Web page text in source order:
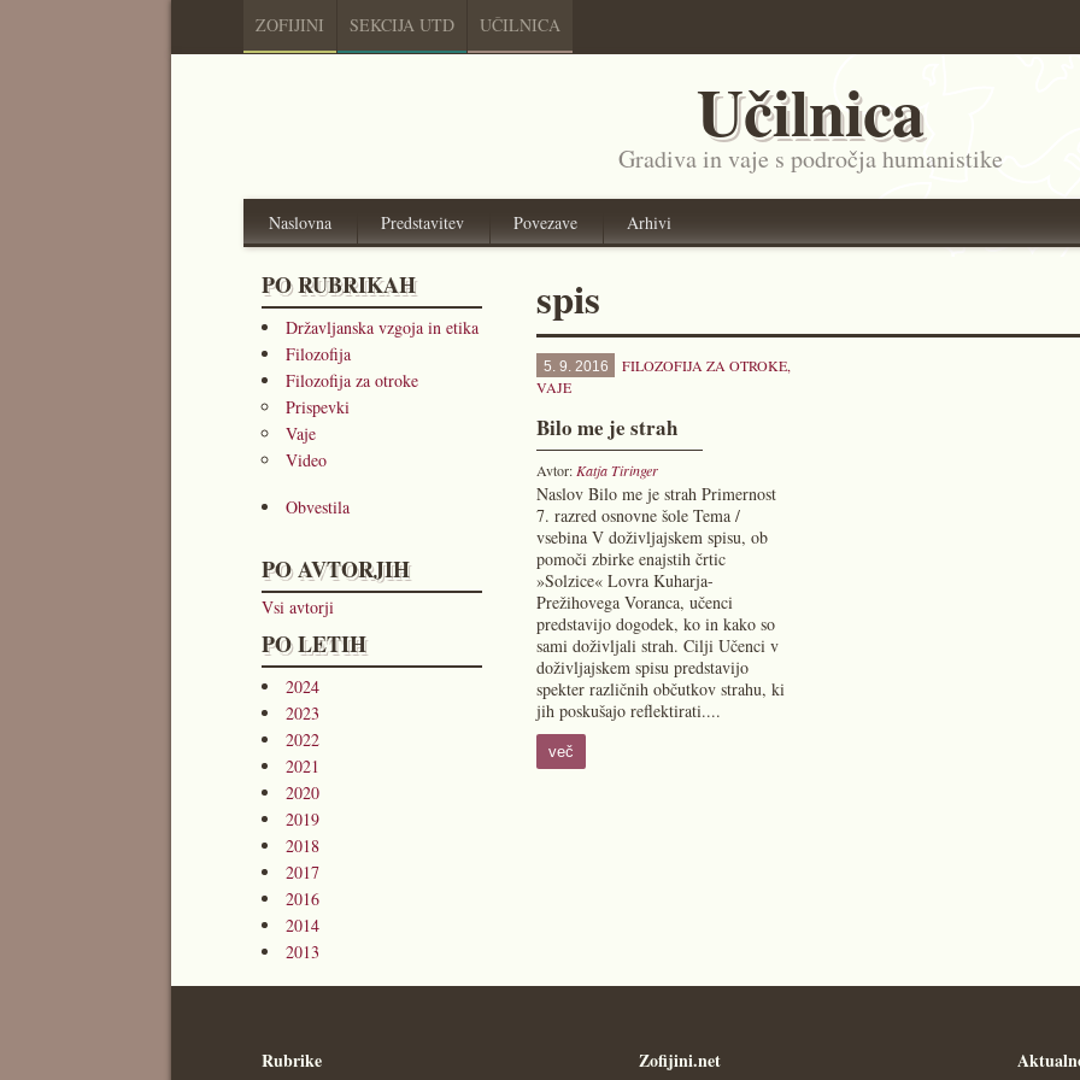
ZOFIJINI SEKCIJA UTD UČILNICA
Učilnica
Gradiva in vaje s področja humanistike
Naslovna Predstavitev Povezave Arhivi
PO RUBRIKAH
Državljanska vzgoja in etika
Filozofija
Filozofija za otroke
Prispevki
Vaje
Video
Obvestila
PO AVTORJIH
Vsi avtorji
PO LETIH
2024
2023
2022
2021
2020
2019
2018
2017
2016
2014
2013
spis
5. 9. 2016 FILOZOFIJA ZA OTROKE,
VAJE
Bilo me je strah
Avtor: Katja Tiringer
Naslov Bilo me je strah Primernost
7. razred osnovne šole Tema /
vsebina V doživljajskem spisu, ob
pomoči zbirke enajstih črtic
»Solzice« Lovra Kuharja-
Prežihovega Voranca, učenci
predstavijo dogodek, ko in kako so
sami doživljali strah. Cilji Učenci v
doživljajskem spisu predstavijo
spekter različnih občutkov strahu, ki
jih poskušajo reflektirati....
več
Rubrike Zofijini.net